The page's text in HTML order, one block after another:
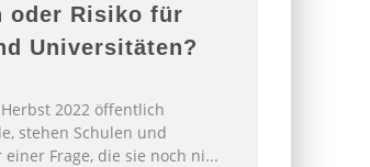
oder Risiko für
Universitäten?
2022 öffentlich
stehen Schulen und
einer Frage, die sie noch ni...